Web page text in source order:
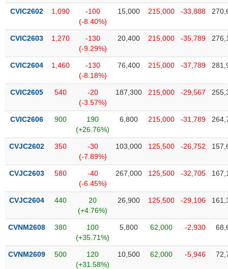
CVIC2602 1,090
-100
(-8.40%)
15,000 215,000 -33,888
CVIC2603 1,270
-130
(-9.29%)
20,400 215,000 -35,789
CVIC2604 1,460
-130
(-8.18%)
76,400 215,000 -37,789
CVIC2605 540
-20
(-3.57%)
187,300 215,000 -29,567
CVIC2606 900
190
(+26.76%)
6,800 215,000 -31,789
CVJC2602 350
-30
(-7.89%)
103,000 125,500 -26,752
CVJC2603 580
-40
(-6.45%)
267,000 125,500 -32,705
CVJC2604 440
20
(+4.76%)
26,900 125,500 -29,106
CVNM2608 380
100
(+35.71%)
5,800 62,000 -2,930
CVNM2609 500
120
(+31.58%)
10,500 62,000 -5,946
(-)
Đào
chính
Công
cụ
tư
Truyền
thông